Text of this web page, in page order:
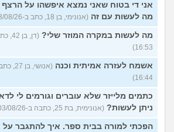
אני די בטוח שאני נמצא איפשהו על הרצף
מה לעשות עם זה (אנונימי, בן 18, כתב ב-03/08/26 17:02)
מה לעשות במקרה המוזר שלי?
16:53)
אשמח לעזרה אמיתית וכנה
16:44)
כתמים מלייזר שלא עוברים וגורמים לי
ניתן לעשות? (אנונימית, בת 25, כתבה ב-03/08/26 16:33)
הפכתי למורה בבית ספר. איך להתגבר